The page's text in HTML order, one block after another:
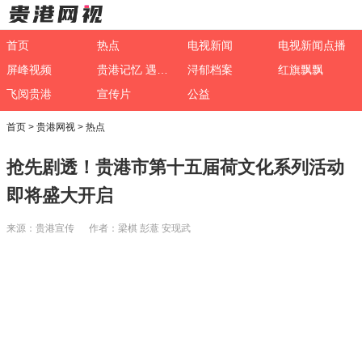
首页 热点 电视新闻
电视新闻点播
屏峰视频
浔郁档案
红旗飘飘
飞阅贵港
宣传片 公益
首页 > 贵港网视 > 热点
抢先剧透！贵港市第十五届荷文化系列活动
即将盛大开启
来源：贵港宣传 作者：梁棋 彭薏 安现武